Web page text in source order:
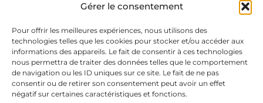
Gérer le consentement
Pour offrir les meilleures expériences, nous utilisons des
technologies telles que les cookies pour stocker et/ou accéder aux
informations des appareils. Le fait de consentir à ces technologies
nous permettra de traiter des données telles que le comportement
de navigation ou les ID uniques sur ce site. Le fait de ne pas
consentir ou de retirer son consentement peut avoir un effet
négatif sur certaines caractéristiques et fonctions.
Retrouvez-
nous sur
F
a
c
I
n
s
L
i
n
Adresse
du siège
c/o Jules &
Berthe
11 rue Berthe et
PAGES
légales
Mentions
légales